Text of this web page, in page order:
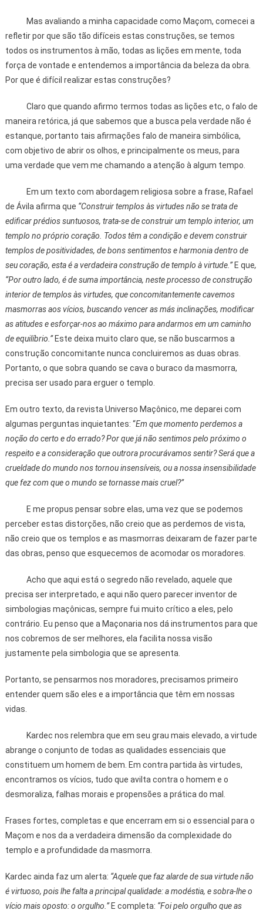
Mas avaliando a minha capacidade como Maçom, comecei a
refletir por que são tão difíceis estas construções, se temos
todos os instrumentos à mão, todas as lições em mente, toda
força de vontade e entendemos a importância da beleza da obra.
Por que é difícil realizar estas construções?
Claro que quando afirmo termos todas as lições etc, o falo de
maneira retórica, já que sabemos que a busca pela verdade não é
estanque, portanto tais afirmações falo de maneira simbólica,
com objetivo de abrir os olhos, e principalmente os meus, para
uma verdade que vem me chamando a atenção à algum tempo.
Em um texto com abordagem religiosa sobre a frase, Rafael
de Ávila afirma que “Construir templos às virtudes não se trata de
edificar prédios suntuosos, trata-se de construir um templo interior, um
templo no próprio coração. Todos têm a condição e devem construir
templos de positividades, de bons sentimentos e harmonia dentro de
seu coração, esta é a verdadeira construção de templo à virtude.” E que,
“Por outro lado, é de suma importância, neste processo de construção
interior de templos às virtudes, que concomitantemente cavemos
masmorras aos vícios, buscando vencer as más inclinações, modificar
as atitudes e esforçar-nos ao máximo para andarmos em um caminho
de equilíbrio.”Este deixa muito claro que, se não buscarmos a
construção concomitante nunca concluiremos as duas obras.
Portanto, o que sobra quando se cava o buraco da masmorra,
precisa ser usado para erguer o templo.
Em outro texto, da revista Universo Maçônico, me deparei com
algumas perguntas inquietantes: “Em que momento perdemos a
noção do certo e do errado? Por que já não sentimos pelo próximo o
respeito e a consideração que outrora procurávamos sentir? Será que a
crueldade do mundo nos tornou insensíveis, ou a nossa insensibilidade
que fez com que o mundo se tornasse mais cruel?”
E me propus pensar sobre elas, uma vez que se podemos
perceber estas distorções, não creio que as perdemos de vista,
não creio que os templos e as masmorras deixaram de fazer parte
das obras, penso que esquecemos de acomodar os moradores.
Acho que aqui está o segredo não revelado, aquele que
precisa ser interpretado, e aqui não quero parecer inventor de
simbologias maçônicas, sempre fui muito crítico a eles, pelo
contrário. Eu penso que a Maçonaria nos dá instrumentos para que
nos cobremos de ser melhores, ela facilita nossa visão
justamente pela simbologia que se apresenta.
Portanto, se pensarmos nos moradores, precisamos primeiro
entender quem são eles e a importância que têm em nossas
vidas.
Kardec nos relembra que em seu grau mais elevado, a virtude
abrange o conjunto de todas as qualidades essenciais que
constituem um homem de bem. Em contra partida às virtudes,
encontramos os vícios, tudo que avilta contra o homem e o
desmoraliza, falhas morais e propensões a prática do mal.
Frases fortes, completas e que encerram em si o essencial para o
Maçom e nos da a verdadeira dimensão da complexidade do
templo e a profundidade da masmorra.
Kardec ainda faz um alerta: “Aquele que faz alarde de sua virtude não
é virtuoso, pois lhe falta a principal qualidade: a modéstia, e sobra-lhe o
vício mais oposto: o orgulho.”E completa: “Foi pelo orgulho que as